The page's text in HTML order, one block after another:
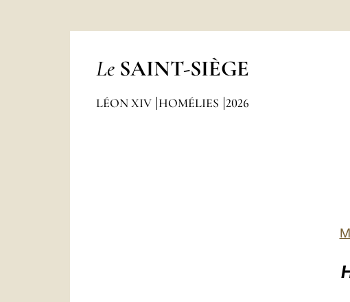
Le SAINT-SIÈGE
LÉON XIV HOMÉLIES 2026